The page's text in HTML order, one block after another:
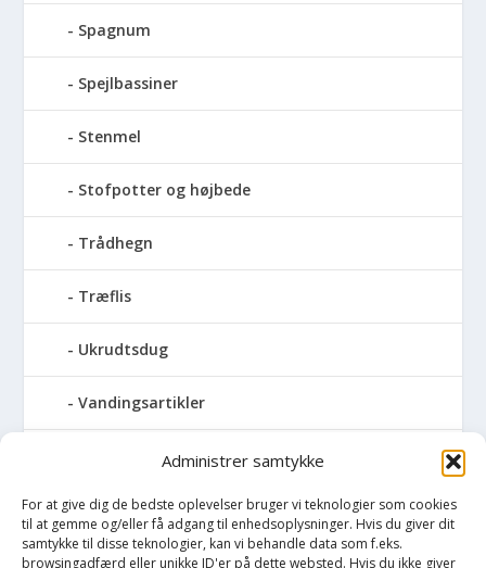
Administrer samtykke
For at give dig de bedste oplevelser bruger vi teknologier som cookies
til at gemme og/eller få adgang til enhedsoplysninger. Hvis du giver dit
samtykke til disse teknologier, kan vi behandle data som f.eks.
browsingadfærd eller unikke ID'er på dette websted. Hvis du ikke giver
Spagnum
Spejlbassiner
Stenmel
Stofpotter og højbede
Trådhegn
Træflis
Ukrudtsdug
Vandingsartikler
Vandslanger
Vildthegn
vækstdug